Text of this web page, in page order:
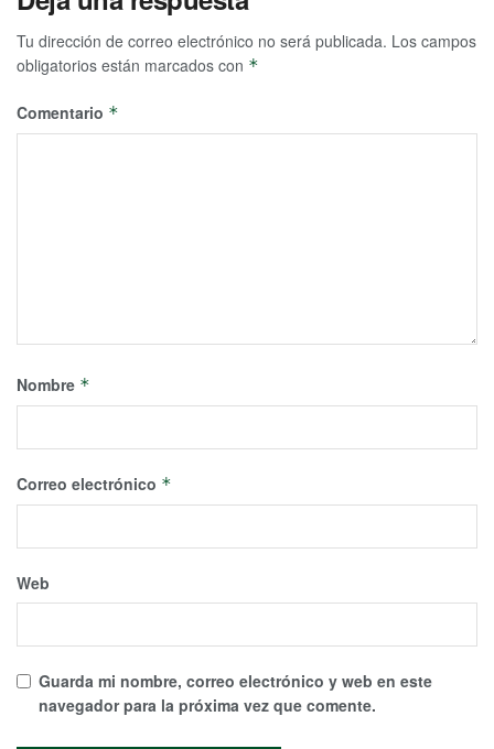
Tu dirección de correo electrónico no será publicada. Los campos
obligatorios están marcados con *
Comentario *
Nombre *
Correo electrónico *
Web
Guarda mi nombre, correo electrónico y web en este
navegador para la próxima vez que comente.